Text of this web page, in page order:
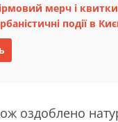
мерч і
події в
оздоблено